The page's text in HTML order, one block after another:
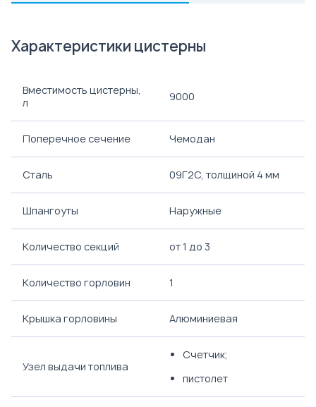
Характеристики цистерны
Вместимость цистерны,
л
9000
Поперечное сечение Чемодан
Сталь 09Г2С, толщиной 4 мм
Шпангоуты Наружные
Количество секций от 1 до 3
Количество горловин 1
Крышка горловины Алюминиевая
Узел выдачи топлива
Счетчик;
пистолет